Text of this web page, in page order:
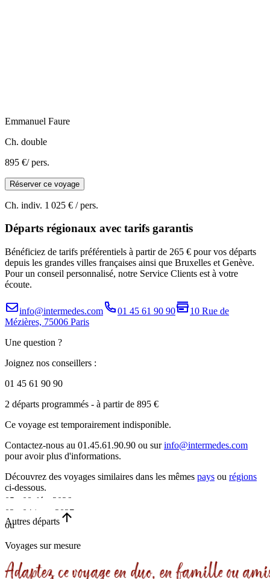
Emmanuel Faure
Ch. double
895 €/ pers.
Réserver ce voyage
Ch. indiv. 1 025 € / pers.
Départs régionaux avec tarifs garantis
Bénéficiez de tarifs préférentiels à partir de 265 € pour vos départs
depuis les grandes villes françaises ainsi que Bruxelles et Genève.
Pour un conseil personnalisé, notre Service Clients est à votre
écoute.
info@intermedes.com 01 45 61 90 90
10 Rue de
Mézières, 75006 Paris
Une question ?
Joignez nos conseillers :
01 45 61 90 90
2 départs programmés - à partir de 895 €
Ce voyage est temporairement indisponible.
Contactez-nous au 01.45.61.90.90 ou surinfo@intermedes.com
pour avoir plus d'informations.
Découvrez des voyages similaires dans les mêmes pays ou régions
ci-dessous.
05 - 08 déc. 2026
•
4 jours
02 - 04 janv. 2027
3 jours
Autres départs
ou
Voyages sur mesure